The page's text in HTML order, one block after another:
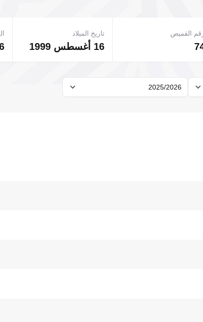
القميص
16 أغسطس 1999
تاريخ الميلاد
2025/2026